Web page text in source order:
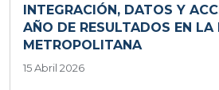
INTEGRACIÓN, DATOS Y
AÑO DE RESULTADOS EN LA
METROPOLITANA
15 Abril 2026